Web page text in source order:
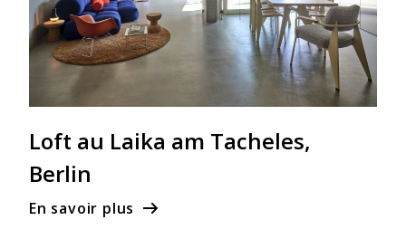
Loft au Laika am Tacheles,
Berlin
En savoir plus